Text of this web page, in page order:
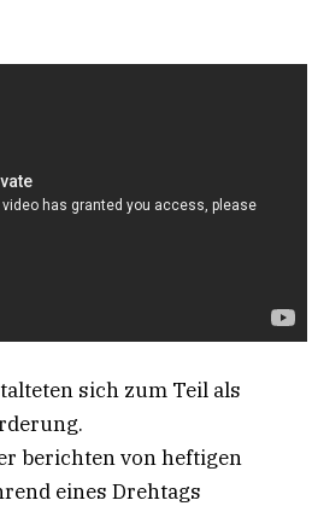
sich zum Teil als
berichten von heftigen
eines Drehtags